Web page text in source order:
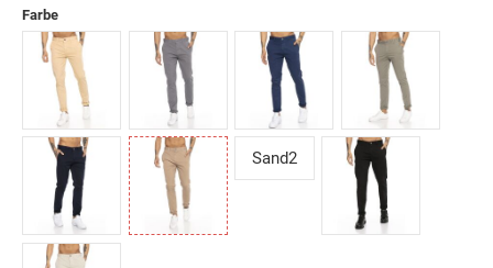
Farbe
Camel Grau Khaki
Navy
Sand2